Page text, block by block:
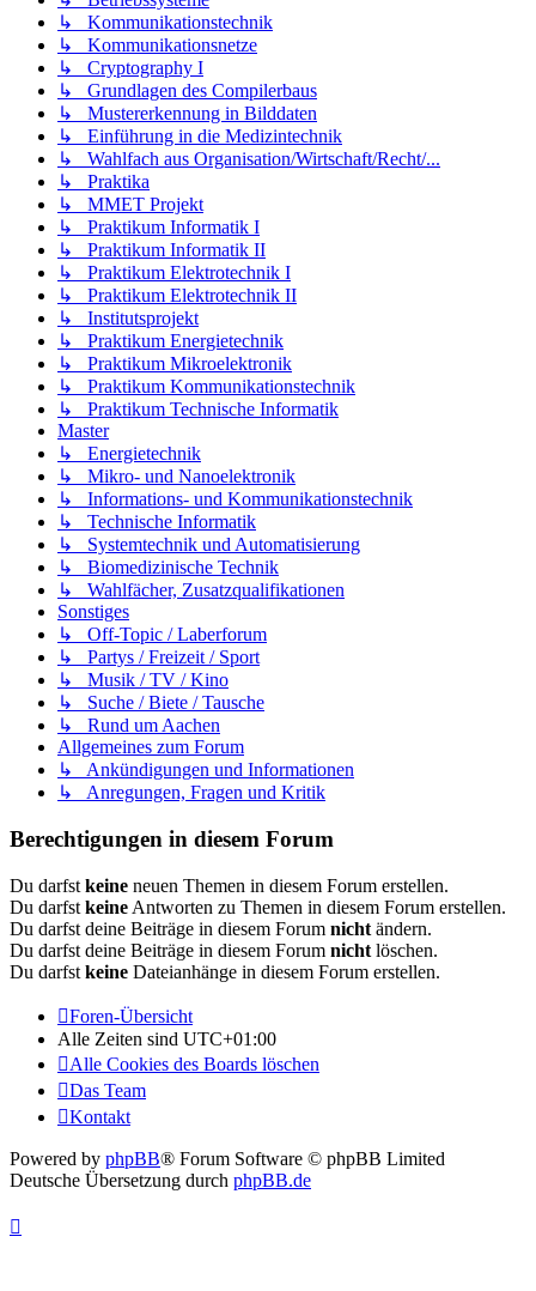
↳ Kommunikationstechnik
↳ Kommunikationsnetze
↳ Cryptography I
↳ Grundlagen des Compilerbaus
↳ Mustererkennung in Bilddaten
↳ Einführung in die Medizintechnik
↳ Wahlfach aus Organisation/Wirtschaft/Recht/...
↳ Praktika
↳ MMET Projekt
↳ Praktikum Informatik I
↳ Praktikum Informatik II
↳ Praktikum Elektrotechnik I
↳ Praktikum Elektrotechnik II
↳ Institutsprojekt
↳ Praktikum Energietechnik
↳ Praktikum Mikroelektronik
↳ Praktikum Kommunikationstechnik
↳ Praktikum Technische Informatik
Master
↳ Energietechnik
↳ Mikro- und Nanoelektronik
↳ Informations- und Kommunikationstechnik
↳ Technische Informatik
↳ Systemtechnik und Automatisierung
↳ Biomedizinische Technik
↳ Wahlfächer, Zusatzqualifikationen
Sonstiges
↳ Off-Topic / Laberforum
↳ Partys / Freizeit / Sport
↳ Musik / TV / Kino
↳ Suche / Biete / Tausche
↳ Rund um Aachen
Allgemeines zum Forum
↳ Ankündigungen und Informationen
↳ Anregungen, Fragen und Kritik
Berechtigungen in diesem Forum
Du darfst keine neuen Themen in diesem Forum erstellen.
Du darfst keine Antworten zu Themen in diesem Forum erstellen.
Du darfst deine Beiträge in diesem Forum nicht ändern.
Du darfst deine Beiträge in diesem Forum nicht löschen.
Du darfst keine Dateianhänge in diesem Forum erstellen.
Foren-Übersicht
Alle Zeiten sind UTC+01:00
Alle Cookies des Boards löschen
Das Team
Kontakt
Powered by phpBB® Forum Software © phpBB Limited
Deutsche Übersetzung durch phpBB.de